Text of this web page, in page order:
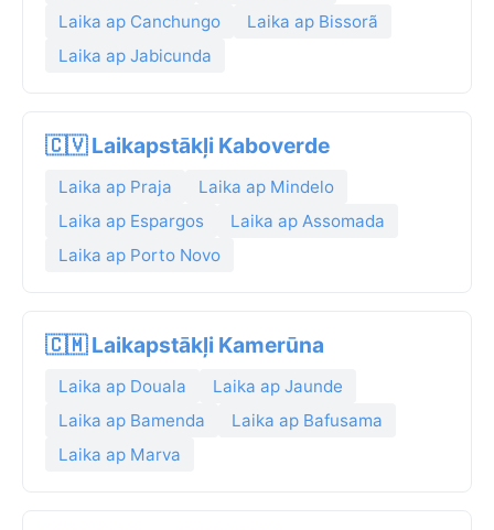
Laika ap Canchungo
Laika ap Bissorã
Laika ap Jabicunda
🇨🇻 Laikapstākļi Kaboverde
Laika ap Praja
Laika ap Mindelo
Laika ap Espargos
Laika ap Assomada
Laika ap Porto Novo
🇨🇲 Laikapstākļi Kamerūna
Laika ap Douala
Laika ap Jaunde
Laika ap Bamenda
Laika ap Bafusama
Laika ap Marva